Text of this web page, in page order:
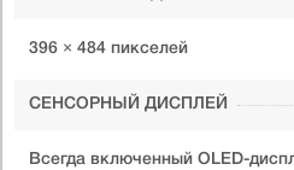
396 × 484 пикселей
СЕНСОРНЫЙ ДИСПЛЕЙ
Всегда включенный OLED-